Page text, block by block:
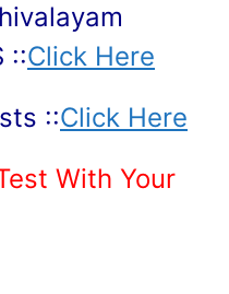
::Click Here
::Click Here
With Your